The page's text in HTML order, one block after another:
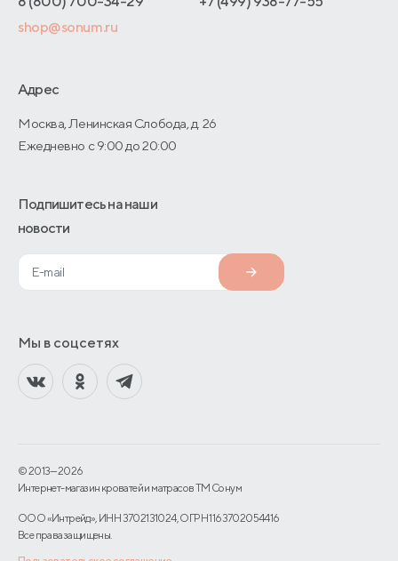
Договор-оферты
Оптовые продажи
О производстве
shop@sonum.ru
Адрес
Москва, Ленинская Слобода, д. 26
Ежедневно с 9:00 до 20:00
Подпишитесь на наши
новости
Мы в соцсетях
© 2013—2026
Интернет-магазин кроватей и матрасов TM Сонум
ООО «Интрейд», ИНН 3702131024, ОГРН 1163702054416
Все права защищены.